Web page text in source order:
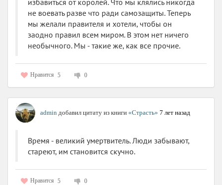
избавиться от королей. Что мы клялись никогда
не воевать разве что ради самозащиты. Теперь
мы желали правителя и хотели, чтобы он
заодно правил всем миром. В этом нет ничего
необычного. Мы - такие же, как все прочие.
Нравится 5 0
admin добавил цитату из книги «Страсть» 7 лет назад
Время - великий умертвитель. Люди забывают,
стареют, им становится скучно.
Нравится 5 0